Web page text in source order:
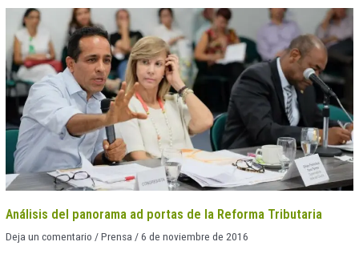
Análisis del panorama ad portas de la Reforma Tributaria
Deja un comentario /Prensa /6 de noviembre de 2016
Análisis
del
panorama
ad
portas
de
la
Reforma
Tributaria